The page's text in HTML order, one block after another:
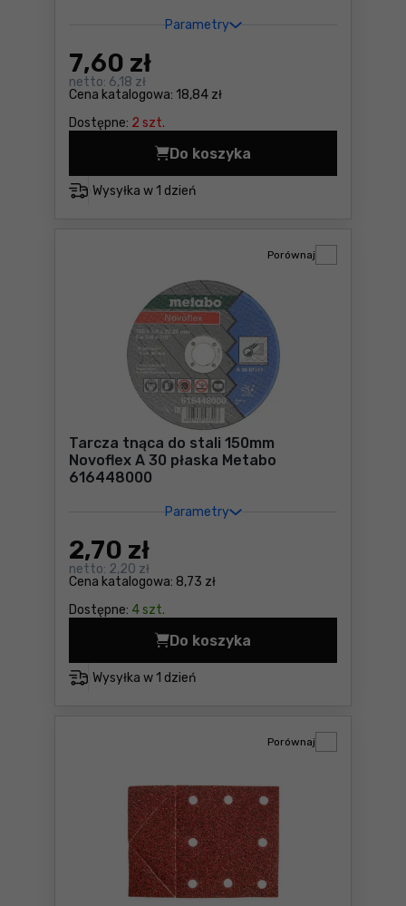
Parametry
Cena katalogowa: 18,84 zł
7,60 zł
netto: 6,18 zł
Dostępne: 2 szt.
Wysyłka w 1 dzień
Do koszyka
5-częściowy zestaw
Tarcza tnąca do stali 150mm
Novoflex A 30 płaska Metabo
616448000
Parametry
Cena katalogowa: 8,73 zł
2,70 zł
netto: 2,20 zł
Dostępne: 4 szt.
Porównaj
Wysyłka w 1 dzień
Do koszyka
Tarcza tnąca do stali
Porównaj